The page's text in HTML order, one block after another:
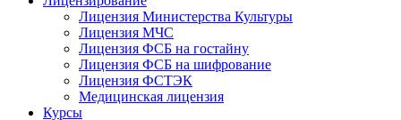
Лицензия Министерства Культуры
Лицензия МЧС
Лицензия ФСБ на гостайну
Лицензия ФСБ на шифрование
Лицензия ФСТЭК
Медицинская лицензия
Курсы